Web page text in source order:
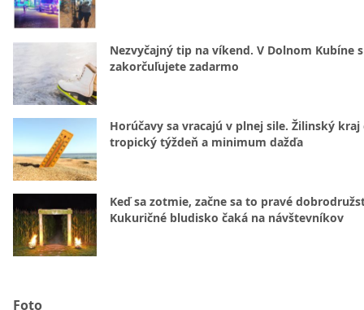
Nezvyčajný tip na víkend. V Dolnom Kubíne
zakorčuľujete zadarmo
Horúčavy sa vracajú v plnej sile. Žilinský kraj
tropický týždeň a minimum dažďa
Keď sa zotmie, začne sa to pravé
Kukuričné bludisko čaká na návštevníkov
Foto